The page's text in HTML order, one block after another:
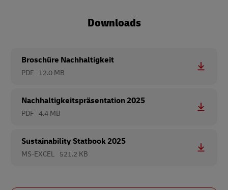
Downloads
Broschüre Nachhaltigkeit
PDF 12.0 MB
Nachhaltigkeitspräsentation 2025
PDF 4.4 MB
Sustainability Statbook 2025
MS-EXCEL 521.2 KB